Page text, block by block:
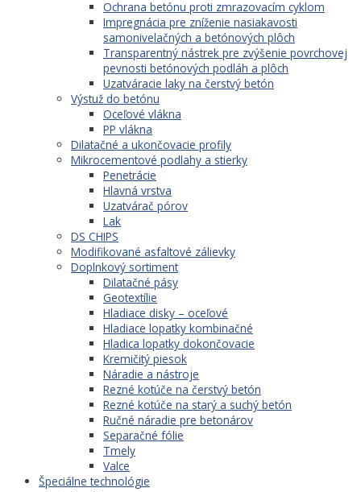
Ochrana betónu proti zmrazovacím cyklom
Impregnácia pre zníženie nasiakavosti
samonivelačných a betónových plôch
Transparentný nástrek pre zvýšenie povrchovej
pevnosti betónových podláh a plôch
Uzatváracie laky na čerstvý betón
Výstuž do betónu
Oceľové vlákna
PP vlákna
Dilatačné a ukončovacie profily
Mikrocementové podlahy a stierky
Penetrácie
Hlavná vrstva
Uzatvárač pórov
Lak
DS CHIPS
Modifikované asfaltové zálievky
Doplnkový sortiment
Dilatačné pásy
Geotextílie
Hladiace disky – oceľové
Hladiace lopatky kombinačné
Hladica lopatky dokončovacie
Kremičitý piesok
Náradie a nástroje
Rezné kotúče na čerstvý betón
Rezné kotúče na starý a suchý betón
Ručné náradie pre betonárov
Separačné fólie
Tmely
Valce
Špeciálne technológie